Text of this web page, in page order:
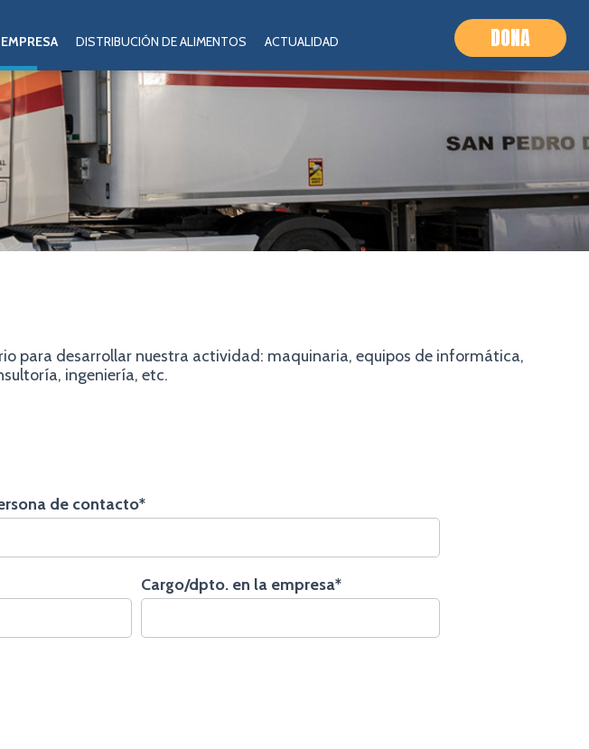
DISTRIBUCIÓN DE ALIMENTOS ACTUALIDAD DONA
para desarrollar nuestra actividad: maquinaria, equipos de informática,
ingeniería, etc.
de contacto*
Cargo/dpto. en la empresa*